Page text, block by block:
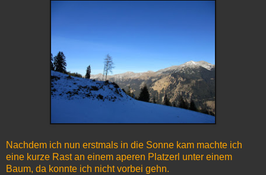
Nachdem ich nun erstmals in die Sonne kam machte ich
eine kurze Rast an einem aperen Platzerl unter einem
Baum, da konnte ich nicht vorbei gehn.